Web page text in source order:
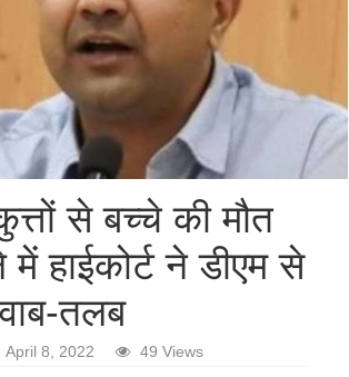
से बच्चे की मौत
हाईकोर्ट ने डीएम से
तलब
April 8, 2022 49 Views